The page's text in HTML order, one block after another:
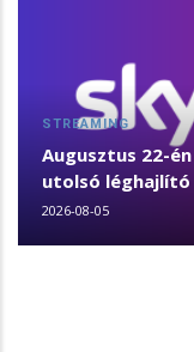
STREAMING
Augusztus 22-
utolsó léghajlító
2026-08-05